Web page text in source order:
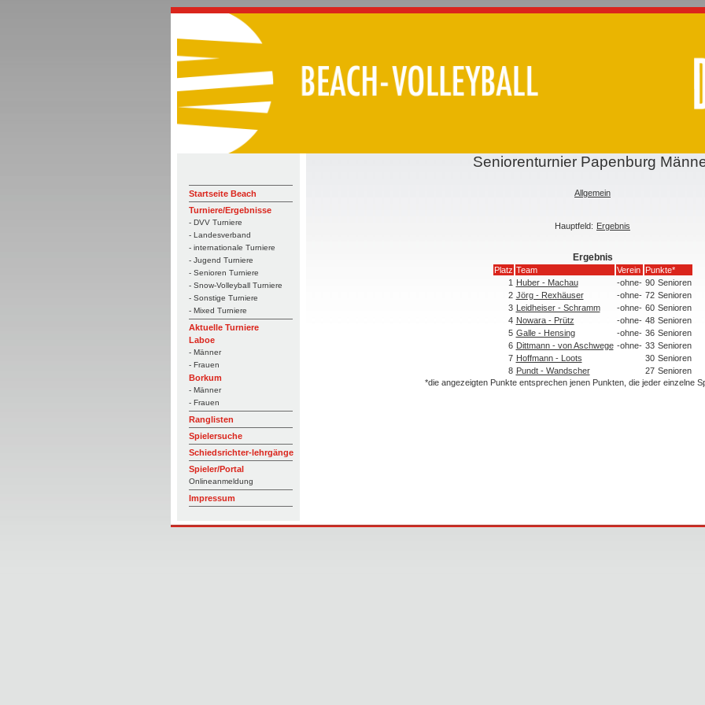
Startseite Beach
Turniere/Ergebnisse
- DVV Turniere
- Landesverband
- internationale Turniere
- Jugend Turniere
- Senioren Turniere
- Snow-Volleyball Turniere
- Sonstige Turniere
- Mixed Turniere
Aktuelle Turniere
Laboe
- Männer
- Frauen
Borkum
- Männer
- Frauen
Ranglisten
Spielersuche
Schiedsrichter-lehrgänge
Spieler/Portal
Onlineanmeldung
Impressum
Seniorenturnier Papenburg
Allgemein
Hauptfeld: Ergebnis
Ergebnis
Platz Team Verein
Punkte*
1 Huber - Machau -ohne- 90 Senioren
2 Jörg - Rexhäuser -ohne- 72 Senioren
3 Leidheiser - Schramm -ohne- 60 Senioren
4 Nowara - Prütz -ohne- 48 Senioren
5 Galle - Hensing -ohne- 36 Senioren
6 Dittmann - von Aschwege -ohne- 33 Senioren
7 Hoffmann - Loots 30 Senioren
8 Pundt - Wandscher 27 Senioren
*die angezeigten Punkte entsprechen jenen Punkten, die jeder einzelne